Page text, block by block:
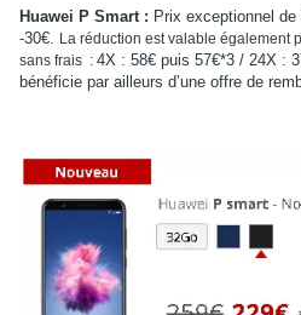
Huawei P Smart : Prix exceptionnel
-30€.
La réduction est valable également
sans frais : 4X : 58€ puis 57€*3 / 24X :
bénéficie par ailleurs d’une offre de